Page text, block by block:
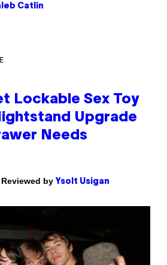
Catlin
Lockable Sex Toy
Upgrade
Needs
Reviewed by Ysolt Usigan